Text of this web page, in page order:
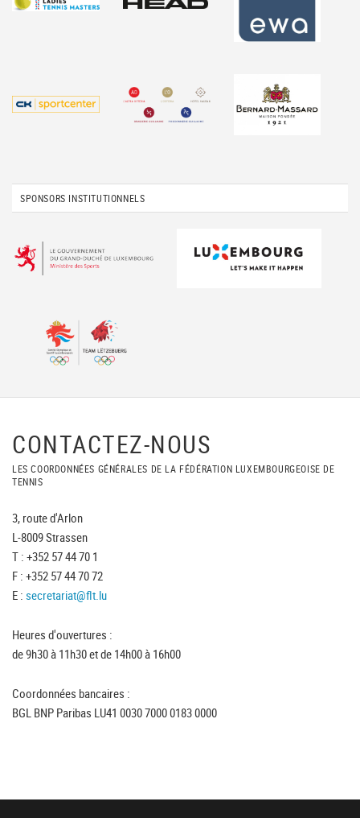
SPONSORS INSTITUTIONNELS
CONTACTEZ-NOUS
LES COORDONNÉES GÉNÉRALES DE LA FÉDÉRATION LUXEMBOURGEOISE DE
TENNIS
3, route d'Arlon
L-8009 Strassen
T : +352 57 44 70 1
F : +352 57 44 70 72
E : secretariat@flt.lu
Heures d'ouvertures :
de 9h30 à 11h30 et de 14h00 à 16h00
Coordonnées bancaires :
BGL BNP Paribas LU41 0030 7000 0183 0000